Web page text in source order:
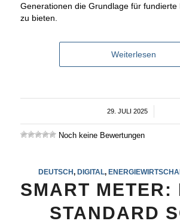
Generationen die Grundlage für fundierte
zu bieten.
Weiterlesen
29. JULI 2025
Noch keine Bewertungen
DEUTSCH, DIGITAL,
SMART METER:
STANDARD